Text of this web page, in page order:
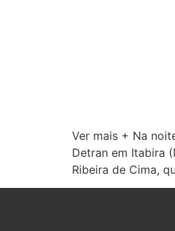
Ver mais + Na
Detran em Itabira
Ribeira de Cima,